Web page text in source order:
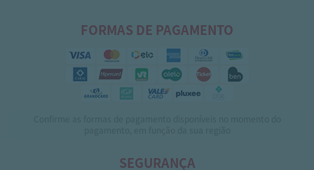
FORMAS DE PAGAMENTO
SEGURANÇA